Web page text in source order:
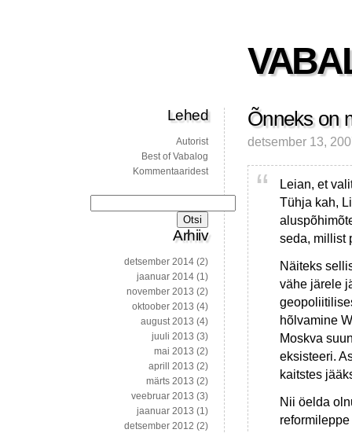
Õnneks on
detsember 13,
Leian, et
Tühja kah,
seda, millist
Näiteks
vähe järele
hõlvamine
Moskva
eksisteeri.
kaitstes
Nii öelda
Lehed
Autorist
Best of Vabalog
Kommentaaridest
Arhiiv
detsember 2014 (2)
jaanuar 2014 (1)
november 2013 (2)
oktoober 2013 (4)
august 2013 (4)
juuli 2013 (3)
mai 2013 (2)
aprill 2013 (2)
märts 2013 (2)
veebruar 2013 (3)
jaanuar 2013 (1)
detsember 2012 (2)